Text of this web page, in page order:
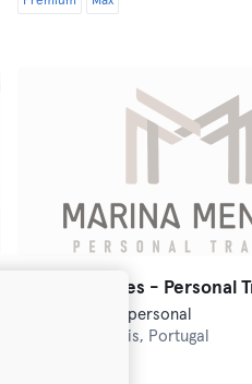
Marina Mendes - Personal
Entrenamiento personal
Cascais, Portugal